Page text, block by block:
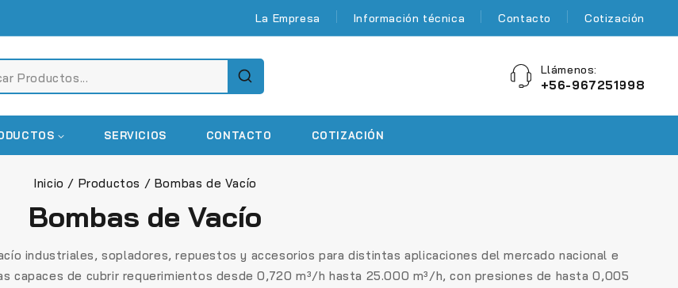
La Empresa Información técnica Contacto Cotización
Llámenos:
+56-967251998
SERVICIOS CONTACTO COTIZACIÓN
Inicio / Productos / Bombas de Vacío
Bombas de Vacío
industriales, sopladores, repuestos y accesorios para distintas aplicaciones del mercado nacional e
capaces de cubrir requerimientos desde0,720 m³/h hasta 25.000 m³/h, con presiones de hasta0,005